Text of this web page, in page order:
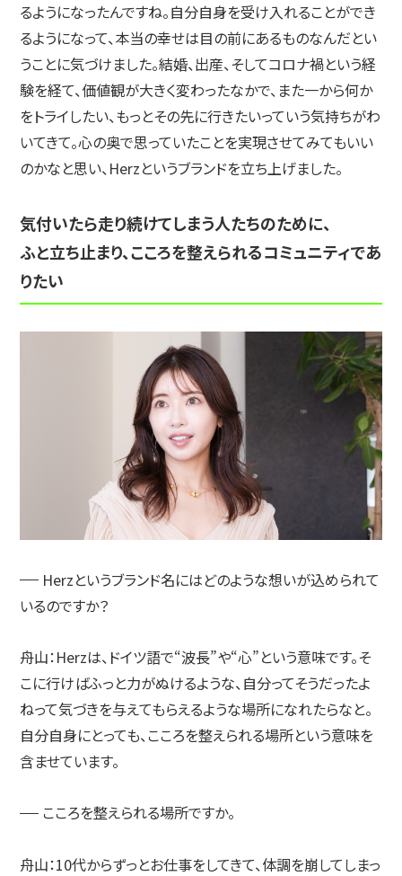
るようになったんですね。自分自身を受け入れることができ
るようになって、本当の幸せは目の前にあるものなんだとい
うことに気づけました。結婚、出産、そしてコロナ禍という経
験を経て、価値観が大きく変わったなかで、また一から何か
をトライしたい、もっとその先に行きたいっていう気持ちがわ
いてきて。心の奥で思っていたことを実現させてみてもいい
のかなと思い、Herzというブランドを立ち上げました。
気付いたら走り続けてしまう人たちのために、
ふと立ち止まり、こころを整えられるコミュニティであ
りたい
Herzというブランド名にはどのような想いが込められて
いるのですか？
舟山：Herzは、ドイツ語で“波長”や“心”という意味です。そ
こに行けばふっと力がぬけるような、自分ってそうだったよ
ねって気づきを与えてもらえるような場所になれたらなと。
自分自身にとっても、こころを整えられる場所という意味を
含ませています。
こころを整えられる場所ですか。
舟山：10代からずっとお仕事をしてきて、体調を崩してしまっ